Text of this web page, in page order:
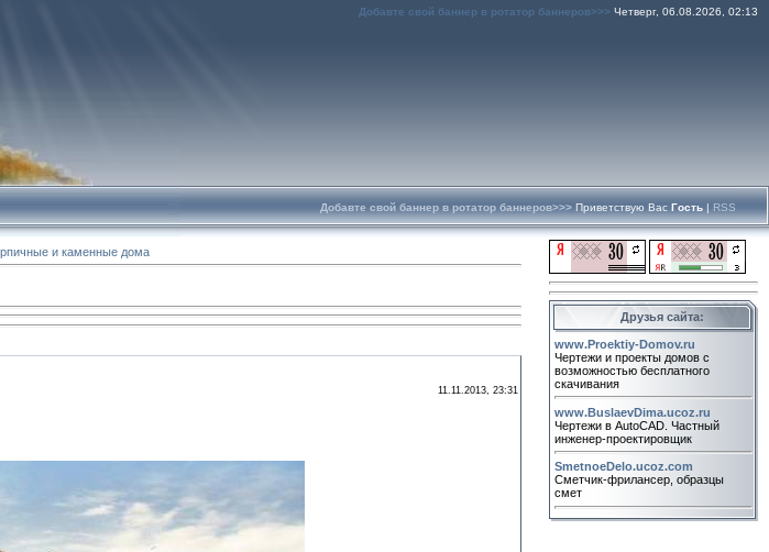
Добавте свой баннер в ротатор баннеров>>> Четверг, 06.08.2026, 02:13
Добавте свой баннер в ротатор баннеров>>> Приветствую Вас Гость | RSS
и каменные дома
11.11.2013, 23:31
Друзья сайта:
www.Proektiy-Domov.ru
Чертежи и проекты домов с
возможностью бесплатного
скачивания
www.BuslaevDima.ucoz.ru
Чертежи в AutoCAD. Частный
инженер-проектировщик
SmetnoeDelo.ucoz.com
Сметчик-фрилансер, образцы
смет